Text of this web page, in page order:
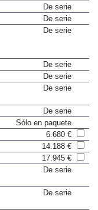
De serie
De serie
De serie
De serie
De serie
De serie
De serie
Sólo en paquete
6.680 €
14.188 €
17.945 €
De serie
De serie